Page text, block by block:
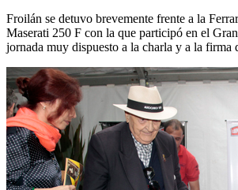
Froilán se detuvo brevemente frente a la
Maserati 250 F con la que participó en el
jornada muy dispuesto a la charla y a la firma